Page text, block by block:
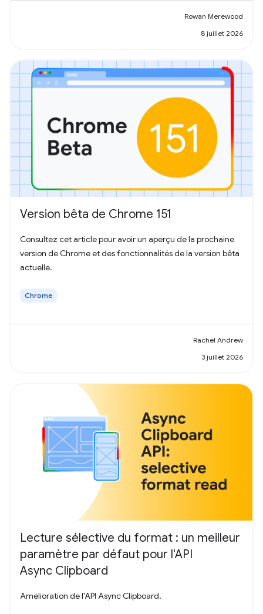
Rowan Merewood
8 juillet 2026
Version bêta de Chrome 151
Consultez cet article pour avoir un aperçu de la prochaine
version de Chrome et des fonctionnalités de la version bêta
actuelle.
Chrome
Rachel Andrew
3 juillet 2026
Lecture sélective du format : un meilleur
paramètre par défaut pour l'API
Async Clipboard
Amélioration de l'API Async Clipboard.